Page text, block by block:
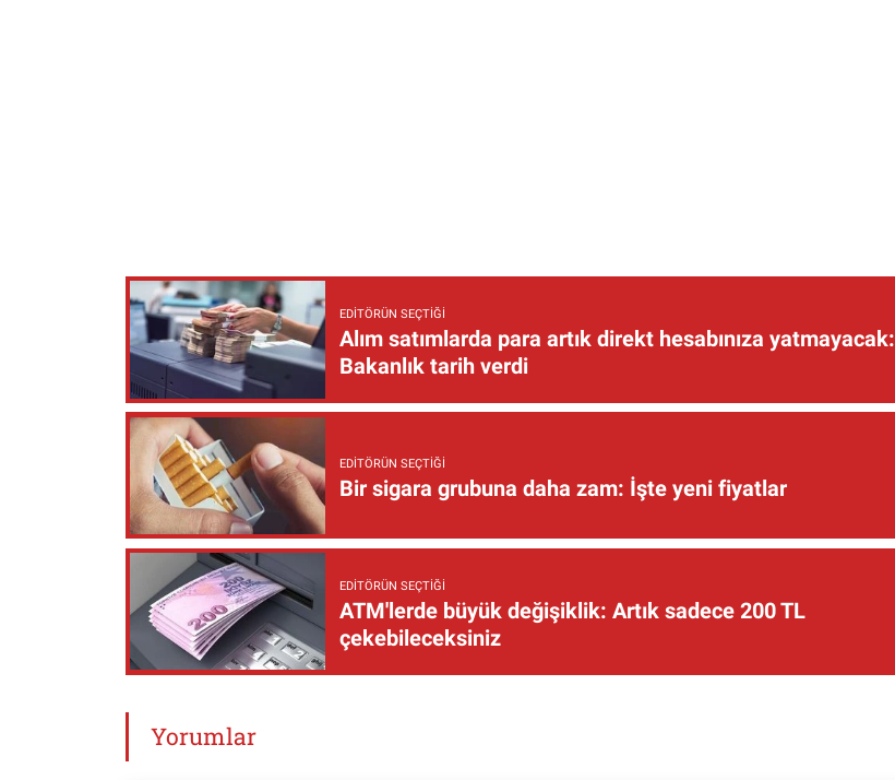
EDITÖRÜN SEÇTIĞI
Alım satımlarda para artık direkt hesabınıza yatmayacak:
Bakanlık tarih verdi
EDITÖRÜN SEÇTIĞI
Bir sigara grubuna daha zam: İşte yeni fiyatlar
EDITÖRÜN SEÇTIĞI
ATM'lerde büyük değişiklik: Artık sadece 200 TL
çekebileceksiniz
Yorumlar